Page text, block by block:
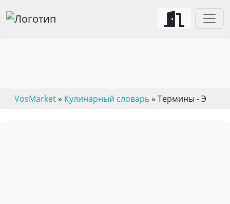
VosMarket» Кулинарный словарь» Термины - Э